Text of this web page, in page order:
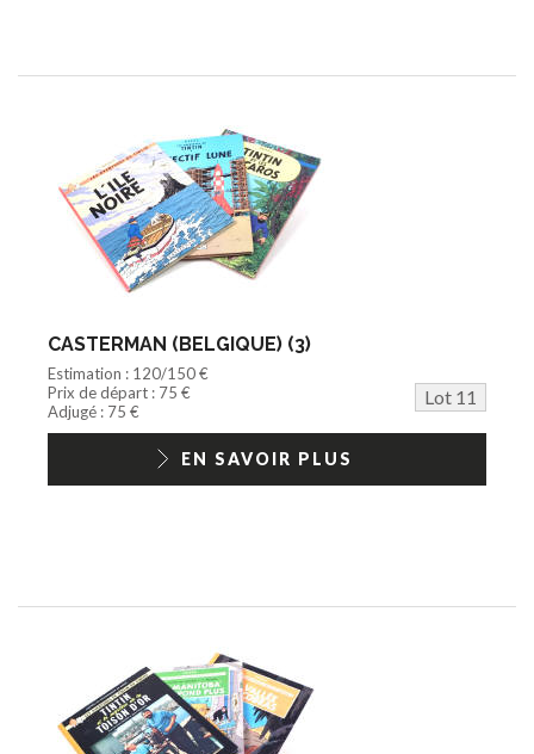
CASTERMAN (BELGIQUE) (3)
Estimation : 120/150 €
Prix de départ : 75 €
Lot 11
Adjugé : 75 €
EN SAVOIR PLUS